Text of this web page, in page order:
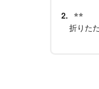
2.
折りた